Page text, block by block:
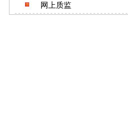
网上质监